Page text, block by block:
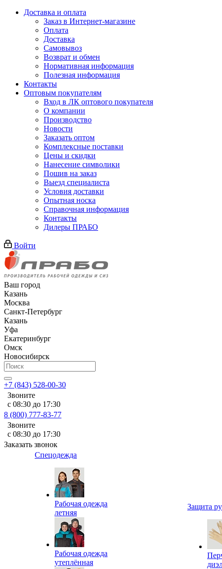
Доставка и оплата
Заказ в Интернет-магазине
Оплата
Доставка
Самовывоз
Возврат и обмен
Нормативная информация
Полезная информация
Контакты
Оптовым покупателям
Вход в ЛК оптового покупателя
О компании
Производство
Новости
Заказать оптом
Комплексные поставки
Цены и скидки
Нанесение символики
Пошив на заказ
Выезд специалиста
Условия доставки
Опытная носка
Справочная информация
Контакты
Дилеры ПРАБО
Войти
Ваш город
Казань
Москва
Санкт-Петербург
Казань
Уфа
Екатеринбург
Омск
Новосибирск
+7 (843) 528-00-30
Звоните
с 08:30 до 17:30
8 (800) 777-83-77
Звоните
с 08:30 до 17:30
Заказать звонок
Спецодежда
Рабочая одежда
летняя
Рабочая одежда
утеплённая
Защита